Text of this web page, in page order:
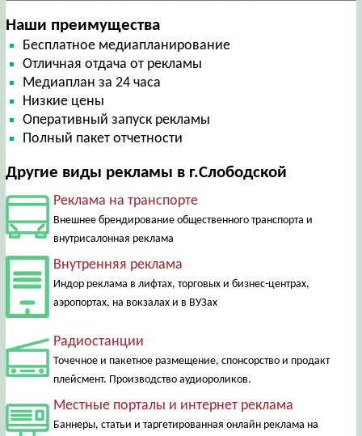
Наши преимущества
Бесплатное медиапланирование
Отличная отдача от рекламы
Медиаплан за 24 часа
Низкие цены
Оперативный запуск рекламы
Полный пакет отчетности
Другие виды рекламы в г.Слободской
Реклама на транспорте
Внешнее брендирование общественного транспорта и
внутрисалонная реклама
Внутренняя реклама
Индор реклама в лифтах, торговых и бизнес-центрах,
аэропортах, на вокзалах и в ВУЗах
Радиостанции
Точечное и пакетное размещение, спонсорство и продакт
плейсмент. Производство аудиороликов.
Местные порталы и интернет реклама
Баннеры, статьи и таргетированная онлайн реклама на